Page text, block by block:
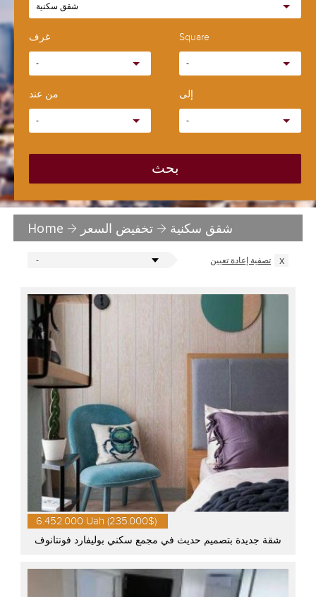
شقق سكنية
غرف
-
Square
-
من عند
-
إلى
-
بحث
Home تخفيض السعر شقق سكنية
- تصفية إعادة تعيين x
6.452.000 Uah (235.000$)
شقة جديدة بتصميم حديث في مجمع سكني بوليفارد فونتانوف